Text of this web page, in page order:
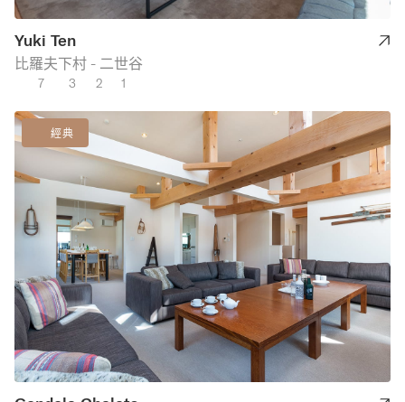
Yuki Ten
比羅夫下村 - 二世谷
7 3 2 1
經典